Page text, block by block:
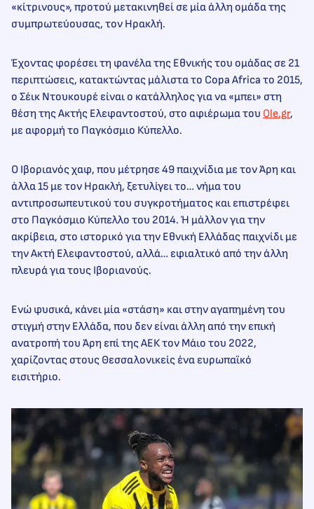
«κίτρινους», προτού μετακινηθεί σε μία άλλη ομάδα της
συμπρωτεύουσας, τον Ηρακλή.
Έχοντας φορέσει τη φανέλα της Εθνικής του ομάδας σε 21
περιπτώσεις, κατακτώντας μάλιστα το Copa Africa το 2015,
ο Σέικ Ντουκουρέ είναι ο κατάλληλος για να «μπει» στη
θέση της Ακτής Ελεφαντοστού, στο αφιέρωμα του Ole.gr,
με αφορμή το Παγκόσμιο Κύπελλο.
Ο Ιβοριανός χαφ, που μέτρησε 49 παιχνίδια με τον Άρη και
άλλα 15 με τον Ηρακλή, ξετυλίγει το… νήμα του
αντιπροσωπευτικού του συγκροτήματος και επιστρέφει
στο Παγκόσμιο Κύπελλο του 2014. Ή μάλλον για την
ακρίβεια, στο ιστορικό για την Εθνική Ελλάδας παιχνίδι με
την Ακτή Ελεφαντοστού, αλλά… εφιαλτικό από την άλλη
πλευρά για τους Ιβοριανούς.
Ενώ φυσικά, κάνει μία «στάση» και στην αγαπημένη του
στιγμή στην Ελλάδα, που δεν είναι άλλη από την επική
ανατροπή του Άρη επί της ΑΕΚ τον Μάιο του 2022,
χαρίζοντας στους Θεσσαλονικείς ένα ευρωπαϊκό
εισιτήριο.